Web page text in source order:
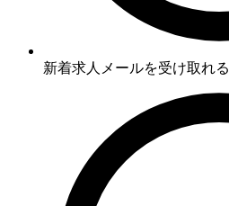
新着求人メールを受け取れる